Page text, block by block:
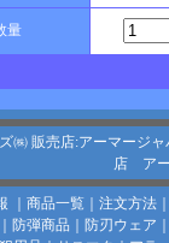
量
㈱ 販売店:アーマージャ
店
ア
商品一覧｜ 注文方法
防弾商品 防刃ウェア